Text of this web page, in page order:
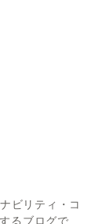
ビリティ・コ
るブログで